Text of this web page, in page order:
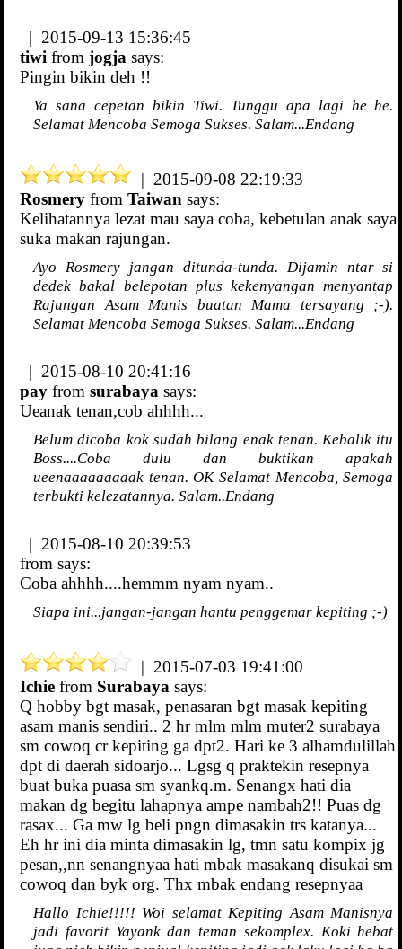
| 2015-09-13 15:36:45
tiwi from jogja says:
Pingin bikin deh !!
Ya sana cepetan bikin Tiwi. Tunggu apa lagi he he.
Selamat Mencoba Semoga Sukses. Salam...Endang
| 2015-09-08 22:19:33
Rosmery from Taiwan says:
Kelihatannya lezat mau saya coba, kebetulan anak saya
suka makan rajungan.
Ayo Rosmery jangan ditunda-tunda. Dijamin ntar si
dedek bakal belepotan plus kekenyangan menyantap
Rajungan Asam Manis buatan Mama tersayang ;-).
Selamat Mencoba Semoga Sukses. Salam...Endang
| 2015-08-10 20:41:16
pay from surabaya says:
Ueanak tenan,cob ahhhh...
Belum dicoba kok sudah bilang enak tenan. Kebalik itu
Boss....Coba dulu dan buktikan apakah
ueenaaaaaaaaak tenan. OK Selamat Mencoba, Semoga
terbukti kelezatannya. Salam..Endang
| 2015-08-10 20:39:53
from says:
Coba ahhhh....hemmm nyam nyam..
Siapa ini...jangan-jangan hantu penggemar kepiting ;-)
| 2015-07-03 19:41:00
Ichie from Surabaya says:
Q hobby bgt masak, penasaran bgt masak kepiting
asam manis sendiri.. 2 hr mlm mlm muter2 surabaya
sm cowoq cr kepiting ga dpt2. Hari ke 3 alhamdulillah
dpt di daerah sidoarjo... Lgsg q praktekin resepnya
buat buka puasa sm syankq.m. Senangx hati dia
makan dg begitu lahapnya ampe nambah2!! Puas dg
rasax... Ga mw lg beli pngn dimasakin trs katanya...
Eh hr ini dia minta dimasakin lg, tmn satu kompix jg
pesan,,nn senangnyaa hati mbak masakanq disukai sm
cowoq dan byk org. Thx mbak endang resepnyaa
Hallo Ichie!!!!! Woi selamat Kepiting Asam Manisnya
jadi favorit Yayank dan teman sekomplex. Koki hebat